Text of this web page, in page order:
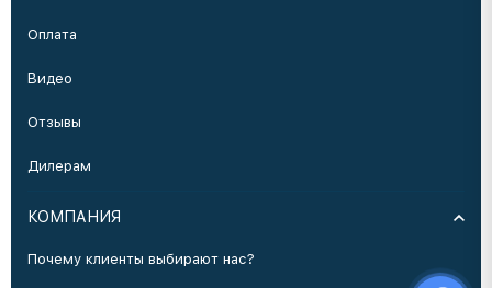
Оплата
Видео
Отзывы
Дилерам
КОМПАНИЯ
Почему клиенты выбирают нас?